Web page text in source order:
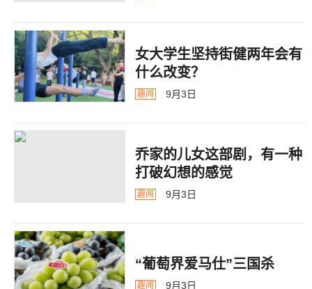
女大学生坚持街健两年会有
什么改变？
趣闻 9月3日
乔家的儿女这部剧，有一种
打破幻想的感觉
趣闻 9月3日
“葡萄界爱马仕”三国杀
趣闻 9月3日